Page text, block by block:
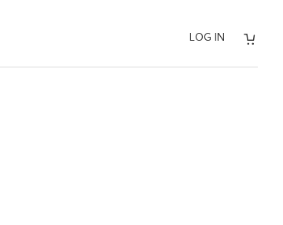
LOG IN